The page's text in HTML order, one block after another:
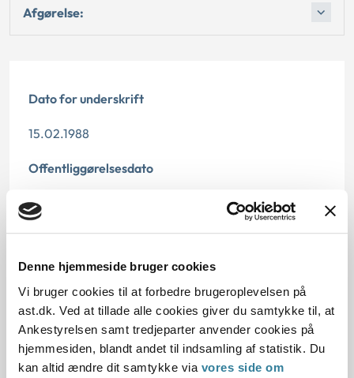
Denne hjemmeside bruger cookies
Vi bruger cookies til at forbedre brugeroplevelsen på
ast.dk. Ved at tillade alle cookies giver du samtykke til, at
Ankestyrelsen samt tredjeparter anvender cookies på
hjemmesiden, blandt andet til indsamling af statistik. Du
kan altid ændre dit samtykke via vores side om
Afgørelse:
Dato for underskrift
15.02.1988
Offentliggørelsesdato
12.07.2013
Paragraf
§ 35
Journalnummer
20385-87